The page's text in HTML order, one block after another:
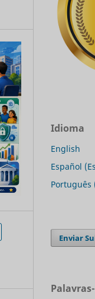
Idioma
English
Español
Português
Enviar